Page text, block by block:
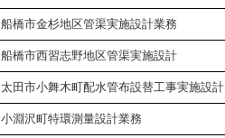
船橋市金杉地区管渠実施設計業務
船橋市西習志野地区管渠実施設計
太田市小舞木町配水管布設替工事実施設計
小淵沢町特環測量設計業務